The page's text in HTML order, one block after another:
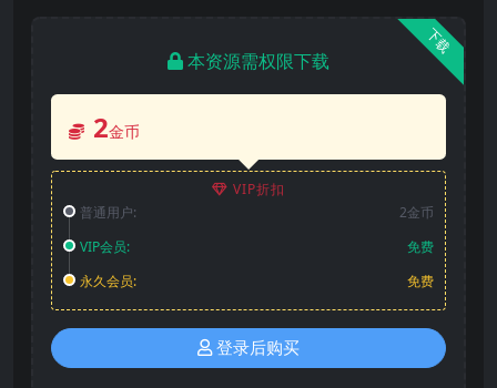
下载
本资源需权限下载
2金币
VIP折扣
普通用户:
2金币
VIP会员:
免费
永久会员:
免费
登录后购买